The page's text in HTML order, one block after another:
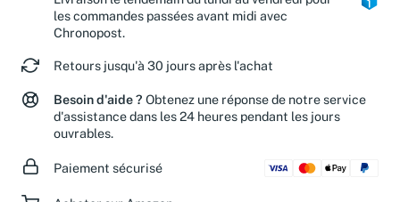
Livraison le lendemain du lundi au vendredi pour
les commandes passées avant midi avec
Retours jusqu'à 30 jours après l'achat
Besoin d'aide ?Obtenez une réponse de notre service
d'assistance dans les 24 heures pendant les jours